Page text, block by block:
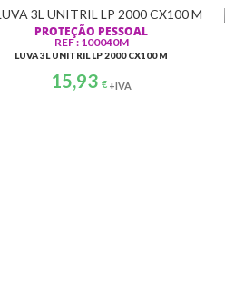
PROTEÇÃO PESSOAL
REF : 100040M
LUVA 3L UNITRIL LP 2000 CX100 M
15,93€ +IVA